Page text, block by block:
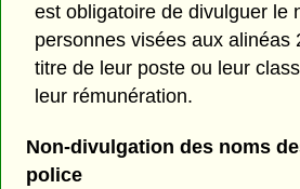
est obligatoire de divulguer le
personnes visées aux alinéas
titre de leur poste ou leur
leur rémunération.
Non-divulgation des noms
police